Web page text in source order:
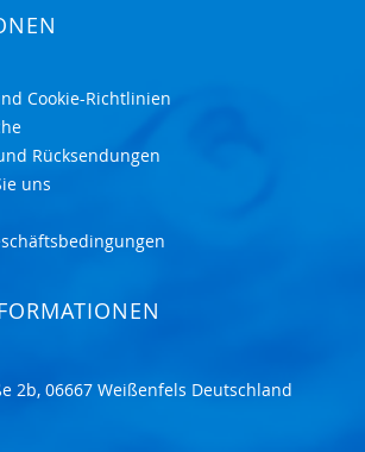
Cookie-Richtlinien
Rücksendungen
uns
2b, 06667 Weißenfels Deutschland